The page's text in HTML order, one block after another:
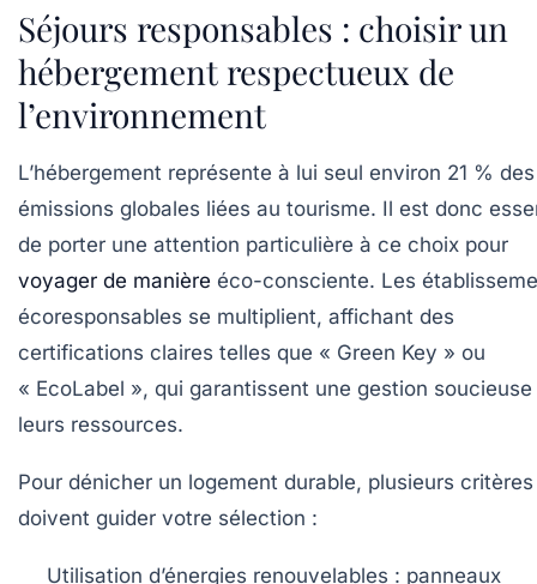
Séjours responsables : choisir un
hébergement respectueux de
l’environnement
L’hébergement représente à lui seul environ 21 % des
émissions globales liées au tourisme. Il est donc
de porter une attention particulière à ce choix pour
voyager de manière éco-consciente. Les
écoresponsables se multiplient, affichant des
certifications claires telles que « Green Key » ou
« EcoLabel », qui garantissent une gestion soucieuse
leurs ressources.
Pour dénicher un logement durable, plusieurs critères
doivent guider votre sélection :
Utilisation d’énergies renouvelables : panneaux